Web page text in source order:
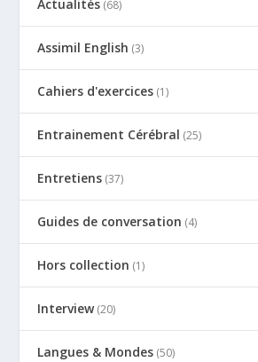
Actualités (68)
Assimil English (3)
Cahiers d'exercices (1)
Entrainement Cérébral (25)
Entretiens (37)
Guides de conversation (4)
Hors collection (1)
Interview(20)
Langues & Mondes (50)